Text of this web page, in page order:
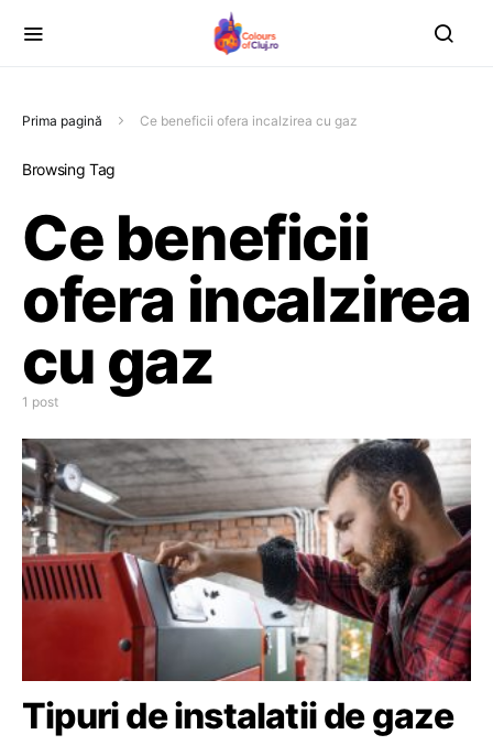
Prima pagină Ce beneficii ofera incalzirea cu gaz
Browsing Tag
Ce beneficii
ofera incalzirea
cu gaz
1 post
Tipuri de instalatii de gaze